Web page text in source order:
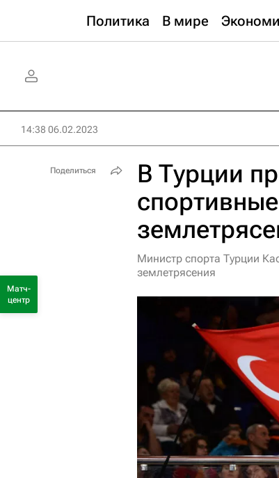
Политика В мире
14:38 06.02.2023
В Турции
Министр спорта Турции
землетрясения
Поделиться
Матч-
центр